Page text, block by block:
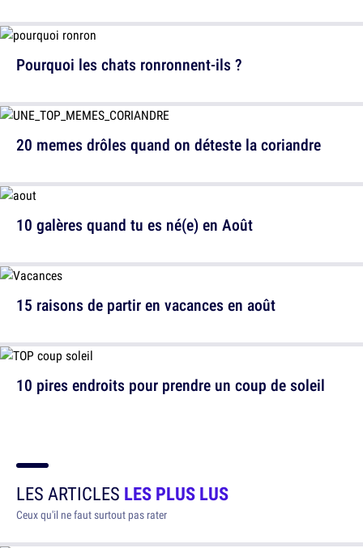
20 memes drôles quand on déteste la coriandre
15 raisons de partir en vacances en août
Pourquoi les chats ronronnent-ils ?
10 galères quand tu es né(e) en Août
10 pires endroits pour prendre un coup de soleil
LES ARTICLES LES PLUS LUS
Ceux qu'il ne faut surtout pas rater